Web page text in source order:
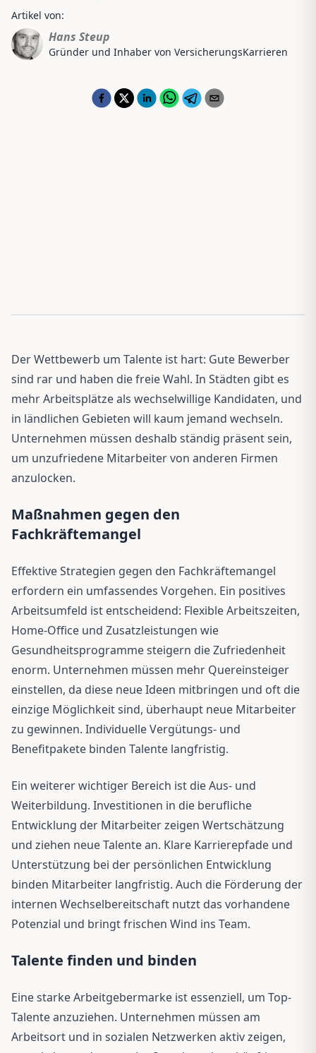
Artikel von:
Hans Steup
Gründer und Inhaber von VersicherungsKarrieren
Der Wettbewerb um Talente ist hart: Gute Bewerber
sind rar und haben die freie Wahl. In Städten gibt es
mehr Arbeitsplätze als wechselwillige Kandidaten, und
in ländlichen Gebieten will kaum jemand wechseln.
Unternehmen müssen deshalb ständig präsent sein,
um unzufriedene Mitarbeiter von anderen Firmen
anzulocken.
Maßnahmen gegen den
Fachkräftemangel
Effektive Strategien gegen den Fachkräftemangel
erfordern ein umfassendes Vorgehen. Ein positives
Arbeitsumfeld ist entscheidend: Flexible Arbeitszeiten,
Home-Office und Zusatzleistungen wie
Gesundheitsprogramme steigern die Zufriedenheit
enorm. Unternehmen müssen mehr Quereinsteiger
einstellen, da diese neue Ideen mitbringen und oft die
einzige Möglichkeit sind, überhaupt neue Mitarbeiter
zu gewinnen. Individuelle Vergütungs- und
Benefitpakete binden Talente langfristig.
Ein weiterer wichtiger Bereich ist die Aus- und
Weiterbildung. Investitionen in die berufliche
Entwicklung der Mitarbeiter zeigen Wertschätzung
und ziehen neue Talente an. Klare Karrierepfade und
Unterstützung bei der persönlichen Entwicklung
binden Mitarbeiter langfristig. Auch die Förderung der
internen Wechselbereitschaft nutzt das vorhandene
Potenzial und bringt frischen Wind ins Team.
Talente finden und binden
Eine starke Arbeitgebermarke ist essenziell, um Top-
Talente anzuziehen. Unternehmen müssen am
Arbeitsort und in sozialen Netzwerken aktiv zeigen,